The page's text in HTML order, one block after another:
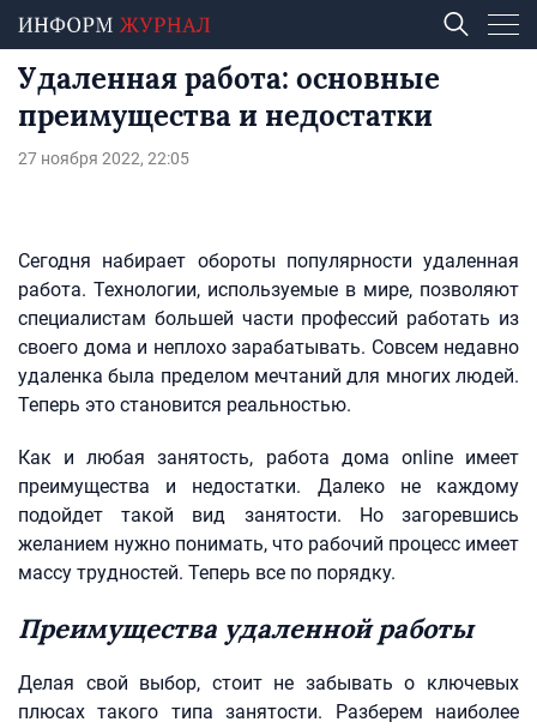
Удаленная работа: основные
преимущества и недостатки
27 ноября 2022, 22:05
Сегодня набирает обороты популярности удаленная
работа. Технологии, используемые в мире, позволяют
специалистам большей части профессий работать из
своего дома и неплохо зарабатывать. Совсем недавно
удаленка была пределом мечтаний для многих людей.
Теперь это становится реальностью.
Как и любая занятость, работа дома online имеет
преимущества и недостатки. Далеко не каждому
подойдет такой вид занятости. Но загоревшись
желанием нужно понимать, что рабочий процесс имеет
массу трудностей. Теперь все по порядку.
Преимущества удаленной работы
Делая свой выбор, стоит не забывать о ключевых
плюсах такого типа занятости. Разберем наиболее